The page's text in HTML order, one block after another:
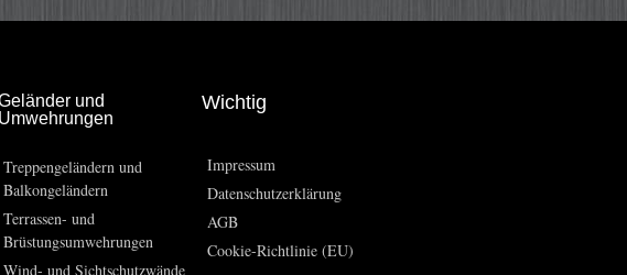
und
Umwehrungen
Treppengeländern und
Balkongeländern
Terrassen- und
Brüstungsumwehrungen
Wind- und Sichtschutzwände
Wichtig
Impressum
Datenschutzerklärung
AGB
Cookie-Richtlinie (EU)